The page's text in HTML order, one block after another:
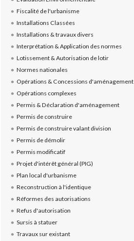
Fiscalité de l'urbanisme
Installations Classées
Installations & travaux divers
Interprétation & Application des normes
Lotissement & Autorisation de lotir
Normes nationales
Opérations & Concessions d'aménagement
Opérations complexes
Permis & Déclaration d'aménagement
Permis de construire
Permis de construire valant division
Permis de démolir
Permis modificatif
Projet d'intérêt général (PIG)
Plan local d'urbanisme
Reconstruction à l'identique
Réformes des autorisations
Refus d'autorisation
Sursis à statuer
Travaux sur existant